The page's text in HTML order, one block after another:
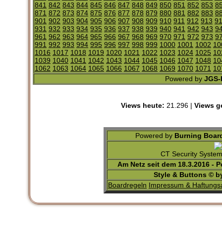
841 842 843 844 845 846 847 848 849 850 851 852 853
871 872 873 874 875 876 877 878 879 880 881 882 883
901 902 903 904 905 906 907 908 909 910 911 912 913
931 932 933 934 935 936 937 938 939 940 941 942 943
961 962 963 964 965 966 967 968 969 970 971 972 973
991 992 993 994 995 996 997 998 999 1000 1001 1002
1016 1017 1018 1019 1020 1021 1022 1023 1024 1025
1039 1040 1041 1042 1043 1044 1045 1046 1047 1048
1062 1063 1064 1065 1066 1067 1068 1069 1070 1071
Powered by
Views heute: 21.296 | Views
Powered by Burning
CT Security
Am Netz seit dem 18.3.2016 -
Style & Buttons ©
Boardregeln Impressum &